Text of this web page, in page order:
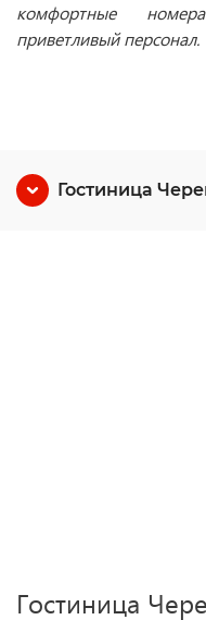
комфортные
приветливый персонал.
Гостиница
Гостиница